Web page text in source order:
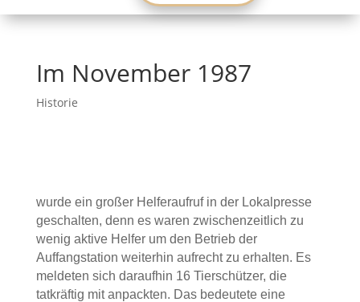
Im November 1987
Historie
wurde ein großer Helferaufruf in der Lokalpresse
geschalten, denn es waren zwischenzeitlich zu
wenig aktive Helfer um den Betrieb der
Auffangstation weiterhin aufrecht zu erhalten. Es
meldeten sich daraufhin 16 Tierschützer, die
tatkräftig mit anpackten. Das bedeutete eine